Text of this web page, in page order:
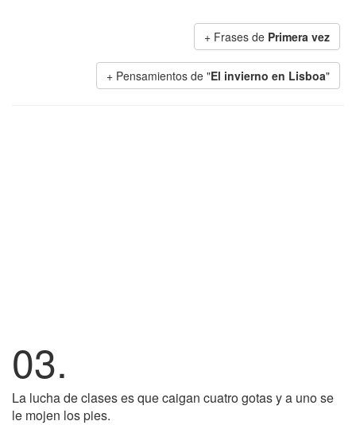
+ Frases de Primera vez
+ Pensamientos de "El invierno en Lisboa"
03.
La lucha de clases es que caigan cuatro gotas y a uno se
le mojen los pies.